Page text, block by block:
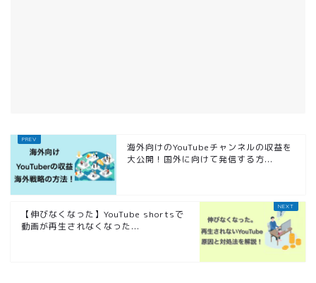
海外向けのYouTubeチャンネルの収益を
大公開！国外に向けて発信する方...
【伸びなくなった】YouTube shortsで
動画が再生されなくなった...